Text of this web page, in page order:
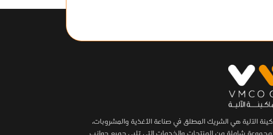
الآلية هي الشريك المطلق في صناعة الأغذية والمشروبات،